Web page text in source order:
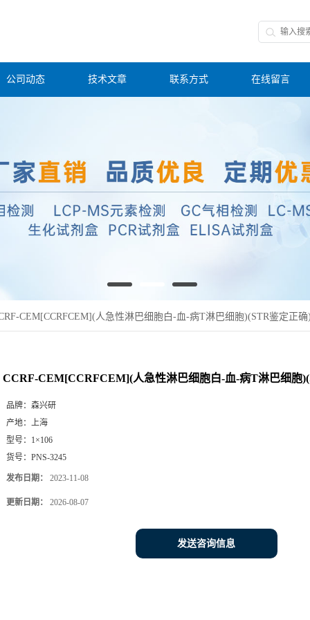
公司动态 技术文章 联系方式 在线留言
CEM[CCRFCEM](人急性淋巴细胞白-血-病T淋巴细胞)(STR鉴定正确
CCRF-CEM[CCRFCEM](人急性淋巴细胞白-血-病T淋巴细胞
品牌： 森兴研
产地： 上海
型号： 1×106
货号： PNS-3245
发布日期： 2023-11-08
更新日期： 2026-08-07
发送咨询信息